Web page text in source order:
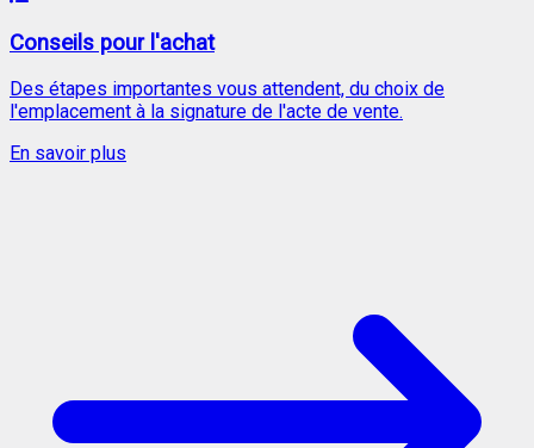
Conseils pour l'achat
Des étapes importantes vous attendent, du choix de
l'emplacement à la signature de l'acte de vente.
En savoir plus